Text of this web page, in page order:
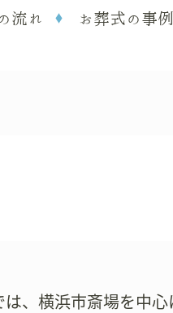
流れ お葬式の事例
、横浜市斎場を中心